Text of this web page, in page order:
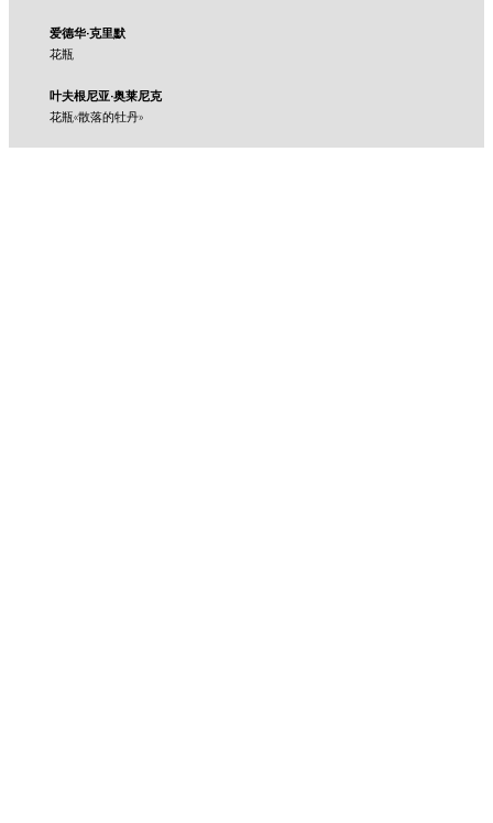
爱德华·克里默
花瓶
叶夫根尼亚·奥莱尼克
花瓶«散落的牡丹»